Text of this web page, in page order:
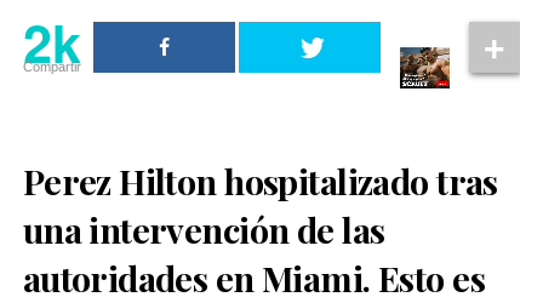
En el clip, generado mediante herramientas de IA, se
observa a Wolverine acercándose a Cíclope para darle
2k
Compartir
Perez Hilton hospitalizado tras
una intervención de las
autoridades en Miami. Esto es